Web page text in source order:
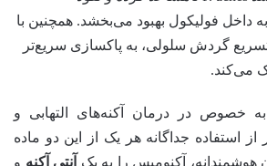
به داخل فولیکول بهبود می‌بخشد. همچنین با
گردش سلولی، به پاکسازی سریع‌تر
می‌کند.
به خصوص در درمان آکنه‌های التهابی و
استفاده جداگانه هر یک از این دو ماده
هوشمندانه، آکنومیس را به یک آنتی آکنه و